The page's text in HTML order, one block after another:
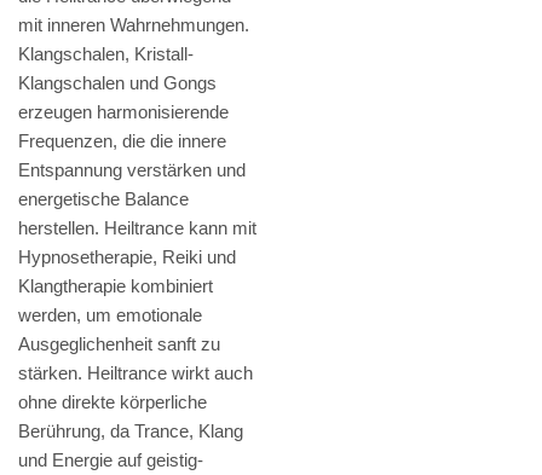
mit inneren Wahrnehmungen.
Klangschalen, Kristall-
Klangschalen und Gongs
erzeugen harmonisierende
Frequenzen, die die innere
Entspannung verstärken und
energetische Balance
herstellen. Heiltrance kann mit
Hypnosetherapie, Reiki und
Klangtherapie kombiniert
werden, um emotionale
Ausgeglichenheit sanft zu
stärken. Heiltrance wirkt auch
ohne direkte körperliche
Berührung, da Trance, Klang
und Energie auf geistig-